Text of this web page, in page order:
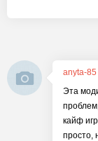
anyta-85
Эта
кайф
просто,